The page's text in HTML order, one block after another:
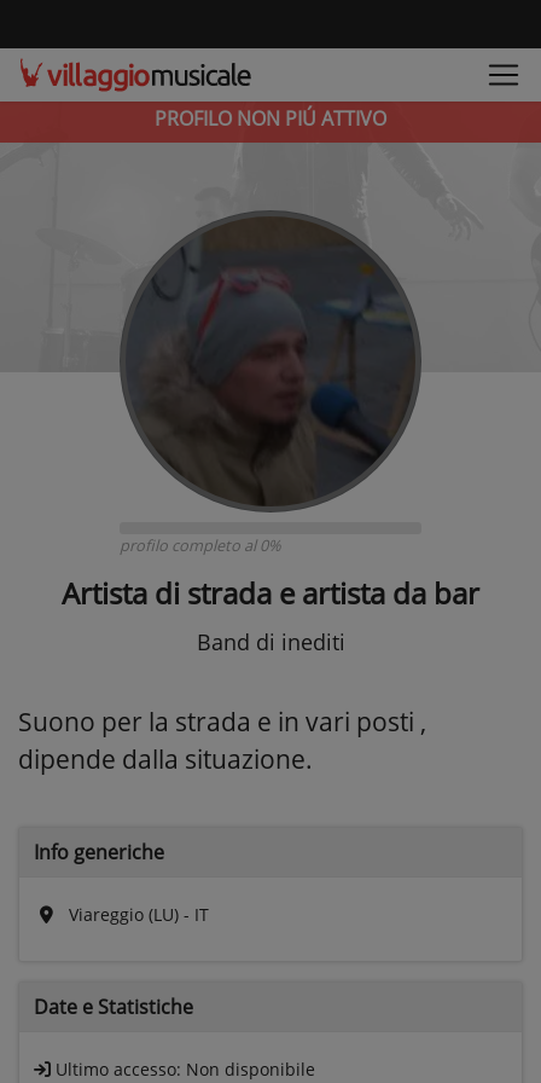
PROFILO NON PIÚ ATTIVO
profilo completo al 0%
Artista di strada e artista da bar
Band di inediti
Suono per la strada e in vari posti ,
dipende dalla situazione.
Info generiche
Viareggio (LU) - IT
Date e Statistiche
Ultimo accesso: Non disponibile